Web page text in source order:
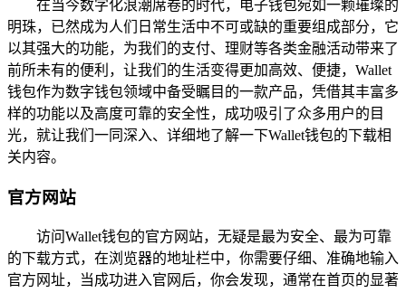
在当今数字化浪潮席卷的时代，电子钱包宛如一颗璀璨的
明珠，已然成为人们日常生活中不可或缺的重要组成部分，它
以其强大的功能，为我们的支付、理财等各类金融活动带来了
前所未有的便利，让我们的生活变得更加高效、便捷，Wallet
钱包作为数字钱包领域中备受瞩目的一款产品，凭借其丰富多
样的功能以及高度可靠的安全性，成功吸引了众多用户的目
光，就让我们一同深入、详细地了解一下Wallet钱包的下载相
关内容。
官方网站
访问Wallet钱包的官方网站，无疑是最为安全、最为可靠
的下载方式，在浏览器的地址栏中，你需要仔细、准确地输入
官方网址，当成功进入官网后，你会发现，通常在首页的显著